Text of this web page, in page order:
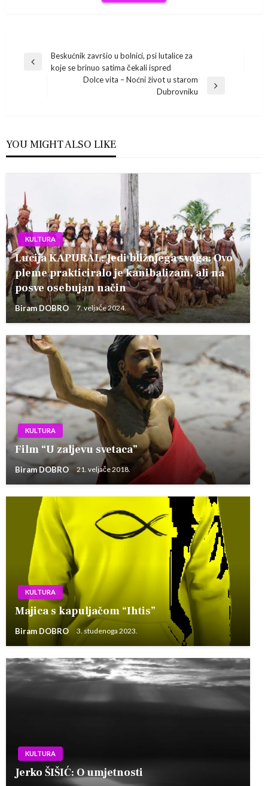
Navigacija
Previous
Beskućnik završio u bolnici, psi lutalice za
koje se brinuo satima čekali ispred
Dolce vita – Noćni život u starom
Dubrovniku
YOU MIGHT ALSO LIKE
KULTURA
Lucija KAPURAL: Jedi bližnjega svoga: Ovo
pleme prakticiralo je kanibalizam, ali na
posve osebujan način
Biram DOBRO 7. veljače 2024.
KULTURA
Film “U zaljevu svetaca”
Biram DOBRO 21. veljače 2018.
KULTURA
Majica s kapuljačom “Ihtis”
Biram DOBRO 3. studenoga 2023.
KULTURA
Jerko ŠIŠIĆ: O umjetnosti